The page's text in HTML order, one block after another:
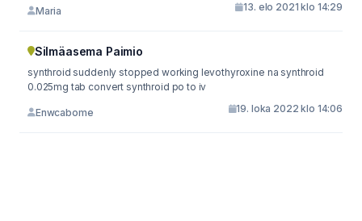
Maria 13. elo 2021 klo 14:29
Silmäasema Paimio
synthroid suddenly stopped working levothyroxine na synthroid
0.025mg tab convert synthroid po to iv
Enwcabome 19. loka 2022 klo 14:06